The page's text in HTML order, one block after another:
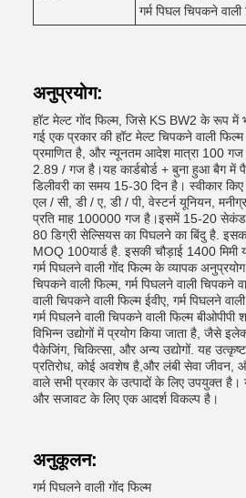
गर्म पिघल चिपकने वाली
अनुप्रयोग:
हॉट मेल्ट गोंद फिल्म, जिसे KS BW2 के रूप में
गई एक प्रकार की हॉट मेल्ट चिपकने वाली फिल्म
प्रमाणित है, और न्यूनतम आदेश मात्रा 100
2.89 / गज है।यह कार्डबोर्ड + बुना हुआ बैग में
डिलीवरी का समय 15-30 दिन है। स्वीकार किए
एल / सी, डी / ए, डी / पी, वेस्टर्न यूनियन,
प्रति माह 100000 गज है।इसमें 15-20
80 डिग्री सेल्सियस का पिघलने का बिंदु है.
MOQ 100यार्ड है. इसकी चौड़ाई 1400 मिमी
गर्म पिघलने वाली गोंद फिल्म के व्यापक
चिपकने वाली फिल्म, गर्म पिघलने वाली चिपकने
वाली चिपकने वाली फिल्म ईवीए, गर्म पिघलने
गर्म पिघलने वाली चिपकने वाली फिल्म
विभिन्न उद्योगों में प्रयोग किया जाता है, जैसे
पैकेजिंग, चिकित्सा, और अन्य उद्योगों. यह
प्रतिरोध, कोई अवशेष है,और लंबी सेवा जीवन,
वाले सभी प्रकार के उत्पादों के लिए उपयुक्त
और सजावट के लिए एक आदर्श विकल्प है।
अनुकूलन:
गर्म पिघलने वाली गोंद फिल्म